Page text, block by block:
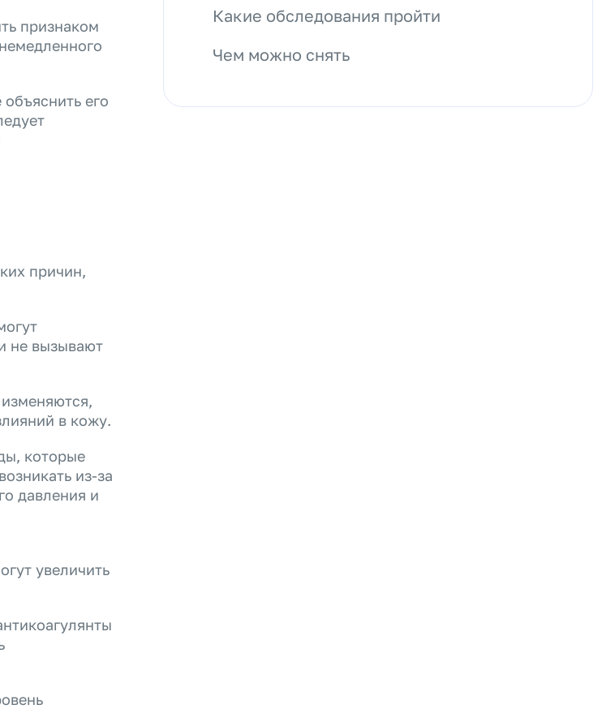
признаком
его
причин,
не вызывают
в кожу.
которые
из-за
давления и
увеличить
Какие обследования пройти
Чем можно снять